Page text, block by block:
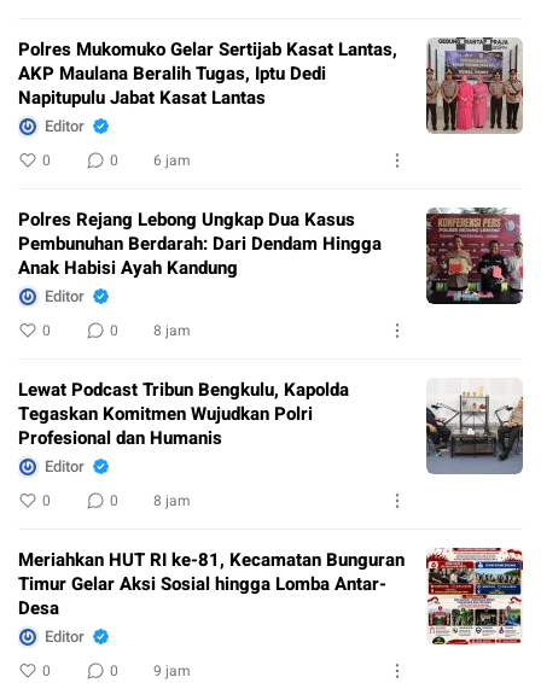
Polres Mukomuko Gelar Sertijab Kasat Lantas,
AKP Maulana Beralih Tugas, Iptu Dedi
Napitupulu Jabat Kasat Lantas
Editor
0 0 6 jam
Polres Rejang Lebong Ungkap Dua Kasus
Pembunuhan Berdarah: Dari Dendam Hingga
Anak Habisi Ayah Kandung
Editor
0 0 8 jam
Lewat Podcast Tribun Bengkulu, Kapolda
Tegaskan Komitmen Wujudkan Polri
Profesional dan Humanis
Editor
0 0 8 jam
Meriahkan HUT RI ke-81, Kecamatan Bunguran
Timur Gelar Aksi Sosial hingga Lomba Antar-
Desa
Editor
0 0 9 jam